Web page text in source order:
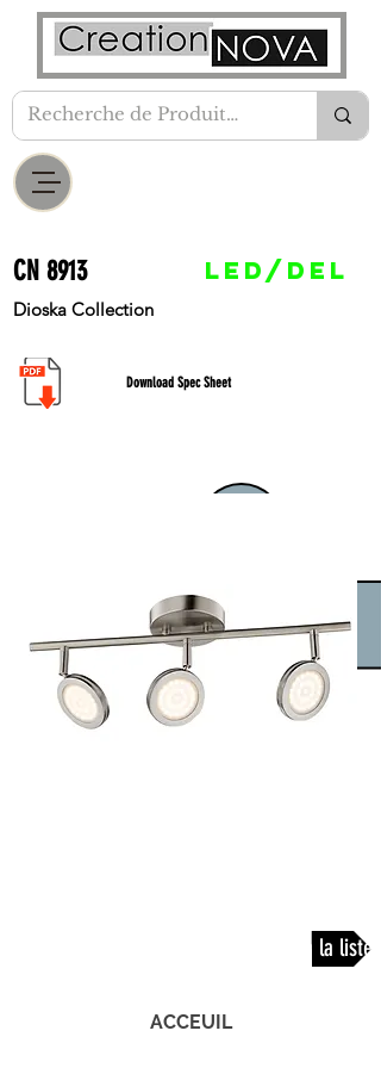
CN 8913 LED/DEL
Dioska Collection
Download Spec Sheet
Retour à la liste
ACCEUIL